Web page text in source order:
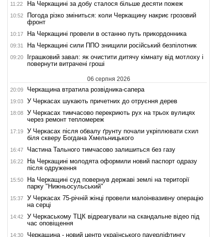
11:22 На Черкащині за добу сталося більше десяти пожеж
10:52
Погода різко зміниться: коли Черкащину накриє грозовий
фронт
10:17 На Черкащині провели в останню путь прикордонника
09:31 На Черкащині сили ППО знищили російський безпілотник
09:20
Іграшковий завал: як очистити дитячу кімнату від мотлоху і
повернути витрачені гроші
06 серпня 2026
20:09 Черкащина втратила розвідника-сапера
19:03 У Черкасах шукають причетних до отруєння дерев
18:08
У Черкасах тимчасово перекриють рух на трьох вулицях
через ремонт тепломереж
17:19
У Черкасах після обвалу ґрунту почали укріплювати схил
біля скверу Богдана Хмельницького
16:47 Частина Тального тимчасово залишиться без газу
16:22
На Черкащині молодята оформили новий паспорт одразу
після одруження
15:50
На Черкащині суд повернув державі землі на території
парку "Нижньосульський"
15:37
У Черкасах 75-річній жінці провели малоінвазивну операцію
на серці
14:42
У Черкаському ТЦК відреагували на скандальне відео під
час оповіщення
14:30 Черкащина - новий центр українського пауерліфтингу